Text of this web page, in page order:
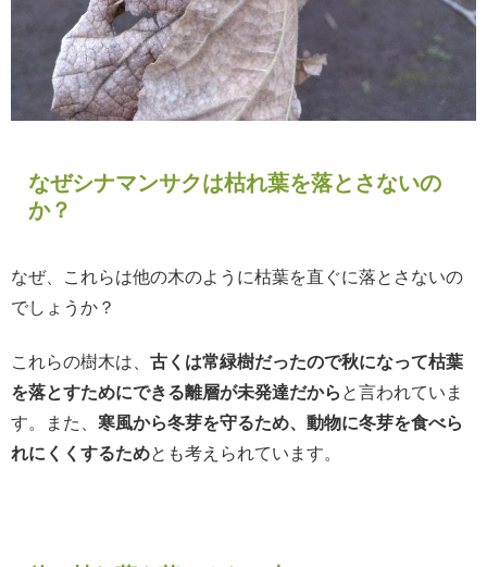
なぜシナマンサクは枯れ葉を落とさないの
か？
なぜ、これらは他の木のように枯葉を直ぐに落とさないの
でしょうか？
これらの樹木は、 古くは常緑樹だったので秋になって枯葉
を落とすためにできる離層が未発達だから と言われていま
す。また、 寒風から冬芽を守るため、動物に冬芽を食べら
れにくくするためとも考えられています。